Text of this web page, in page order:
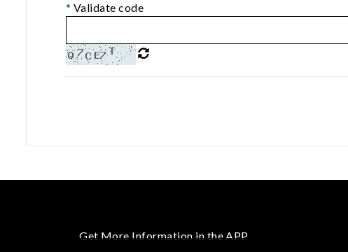
* Validate code
Get More Information in the APP